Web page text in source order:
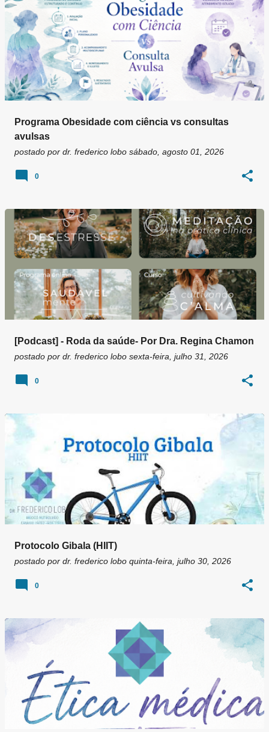
Programa Obesidade com ciência vs consultas
avulsas
postado por dr. frederico lobo sábado, agosto 01, 2026
0
[Podcast] - Roda da saúde- Por Dra. Regina Chamon
postado por dr. frederico lobo sexta-feira, julho 31, 2026
0
Protocolo Gibala (HIIT)
postado por dr. frederico lobo quinta-feira, julho 30, 2026
0